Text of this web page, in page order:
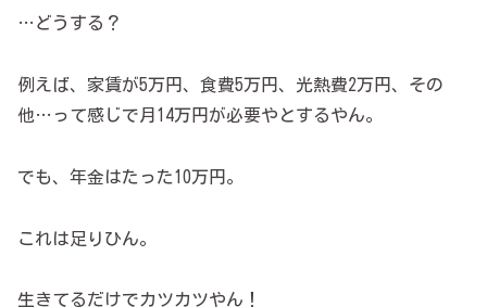
…どうする？
例えば、家賃が5万円、食費5万円、光熱費2万円、その
他…って感じで月14万円が必要やとするやん。
でも、年金はたった10万円。
これは足りひん。
生きてるだけでカツカツやん！